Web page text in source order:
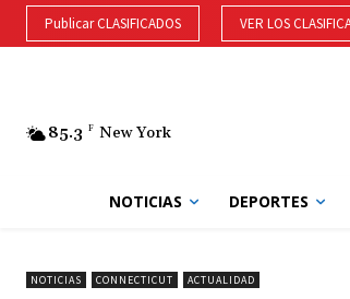
Publicar CLASIFICADOS VER LOS
85.3 F New York
NOTICIAS DEPORTES
NOTICIAS CONNECTICUT ACTUALIDAD